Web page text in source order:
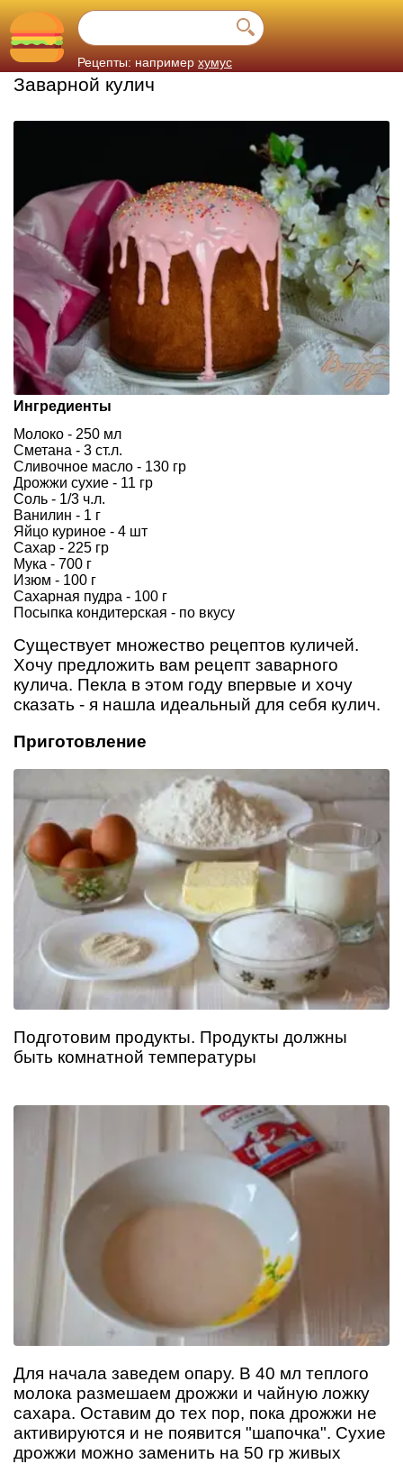
Рецепты: например хумус
Заварной кулич
Ингредиенты
Молоко - 250 мл
Сметана - 3 ст.л.
Сливочное масло - 130 гр
Дрожжи сухие - 11 гр
Соль - 1/3 ч.л.
Ванилин - 1 г
Яйцо куриное - 4 шт
Сахар - 225 гр
Мука - 700 г
Изюм - 100 г
Сахарная пудра - 100 г
Посыпка кондитерская - по вкусу
Существует множество рецептов куличей.
Хочу предложить вам рецепт заварного
кулича. Пекла в этом году впервые и хочу
сказать - я нашла идеальный для себя кулич.
Приготовление
Подготовим продукты. Продукты должны
быть комнатной температуры
Для начала заведем опару. В 40 мл теплого
молока размешаем дрожжи и чайную ложку
сахара. Оставим до тех пор, пока дрожжи не
активируются и не появится "шапочка". Сухие
дрожжи можно заменить на 50 гр живых